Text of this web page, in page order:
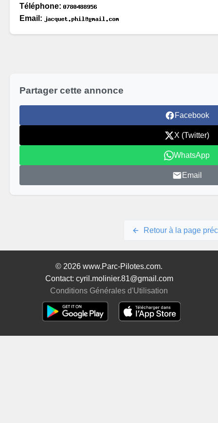
Téléphone:
Email:
Partager cette annonce
Facebook
X (Twitter)
WhatsApp
Email
Retour à la page
© 2026 www.Parc-Pilotes.com.
Contact: cyril.molinier.81@gmail.com
Conditions Générales d'Utilisation